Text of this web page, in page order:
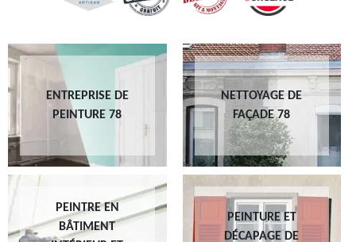
ENTREPRISE DE
PEINTURE 78
NETTOYAGE DE
FAÇADE 78
PEINTRE EN
BÂTIMENT
PEINTURE ET
DÉCAPAGE DE